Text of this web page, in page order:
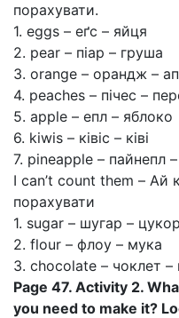
порахувати.
1. eggs – еґс – яйця
2. pear – піар – груша
3. orange – орандж –
4. peaches – пічес –
5. apple – епл – яблоко
6. kiwis – ківіс – ківі
7. pineapple – пайнепл
I can’t count them – Ай
порахувати
1. sugar – шугар – цукор
2. flour – флоу – мука
3. chocolate – чоклет
Page 47. Activity 2.
you need to make it?